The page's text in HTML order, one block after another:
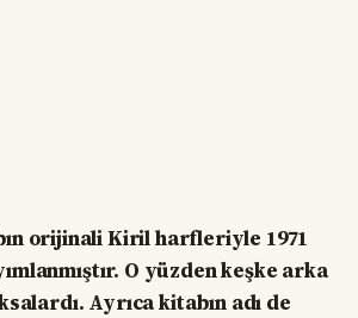
orijinali Kiril harfleriyle 1971
O yüzden keşke arka
Ayrıca kitabın adı de